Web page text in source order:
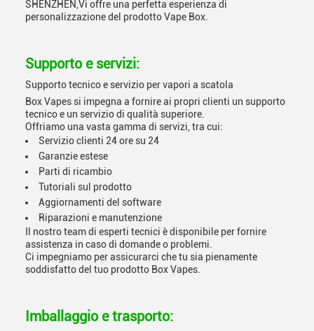
SHENZHEN,Vi offre una perfetta esperienza di
personalizzazione del prodotto Vape Box.
Supporto e servizi:
Supporto tecnico e servizio per vapori a scatola
Box Vapes si impegna a fornire ai propri clienti un supporto
tecnico e un servizio di qualità superiore.
Offriamo una vasta gamma di servizi, tra cui:
Servizio clienti 24 ore su 24
Garanzie estese
Parti di ricambio
Tutoriali sul prodotto
Aggiornamenti del software
Riparazioni e manutenzione
Il nostro team di esperti tecnici è disponibile per fornire
assistenza in caso di domande o problemi.
Ci impegniamo per assicurarci che tu sia pienamente
soddisfatto del tuo prodotto Box Vapes.
Imballaggio e trasporto: